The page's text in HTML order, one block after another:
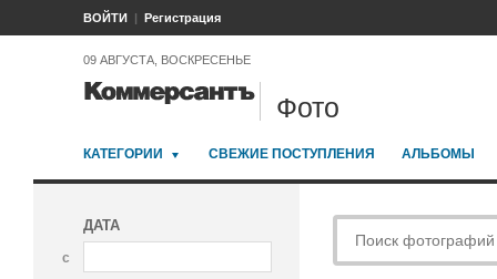
ВОЙТИ Регистрация
09 АВГУСТА, ВОСКРЕСЕНЬЕ
Фото
КАТЕГОРИИ СВЕЖИЕ ПОСТУПЛЕНИЯ АЛЬБОМЫ
ДАТА
с